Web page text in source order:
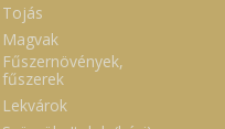
Tojás
Magvak
Fűszernövények,
fűszerek
Lekvárok